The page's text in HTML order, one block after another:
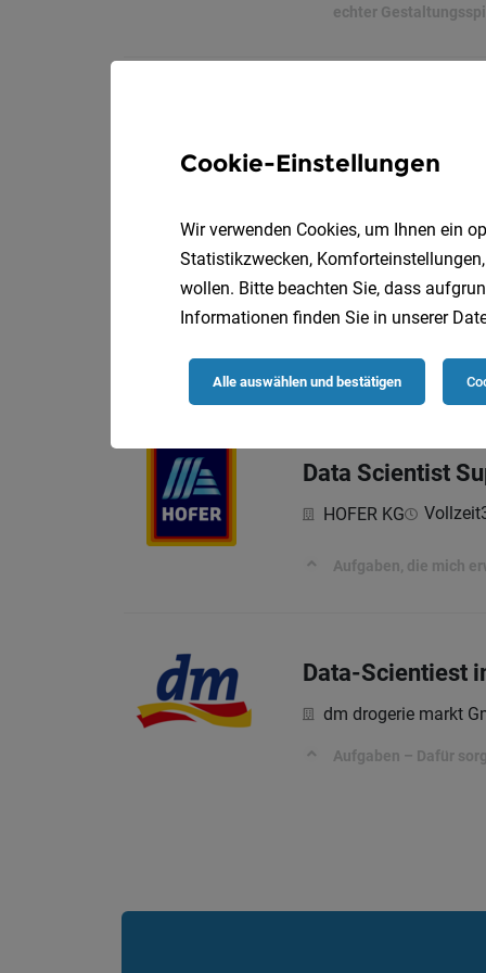
echter
Sprecher
Ihre Aufgaben bei uns
Release
Sprecher
Ihre Aufgaben bei uns
Data Scientist
HOFER KG Vollzeit
Aufgaben, die mich
Data-Scientiest
dm drogerie markt
Aufgaben – Dafür
Cookie-Einstellungen
Wir verwenden Cookies, um Ihnen ein
Statistikzwecken,
wollen. Bitte beachten Sie, dass
Informationen finden Sie in unserer
Alle auswählen und bestätigen